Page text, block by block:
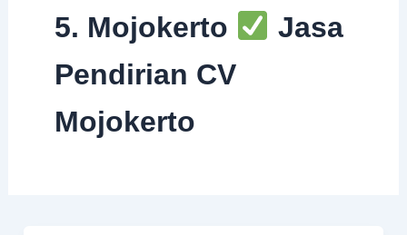
5. Mojokerto
Jasa
Pendirian CV
Mojokerto